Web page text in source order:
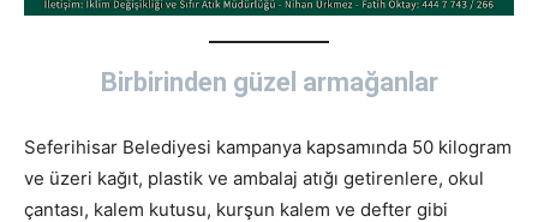
Birbirinden güzel armağanlar
Seferihisar Belediyesi kampanya kapsamında 50 kilogram
ve üzeri kağıt, plastik ve ambalaj atığı getirenlere, okul
çantası, kalem kutusu, kurşun kalem ve defter gibi